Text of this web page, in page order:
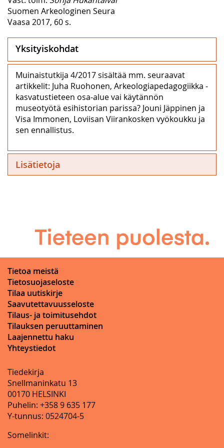
Suomen Arkeologinen Seura
Vaasa 2017, 60 s.
Yksityiskohdat
Muinaistutkija 4/2017 sisältää mm. seuraavat
artikkelit: Juha Ruohonen, Arkeologiapedagogiikka -
kasvatustieteen osa-alue vai käytännön
museotyötä esihistorian parissa? Jouni Jäppinen ja
Visa Immonen, Loviisan Viirankosken vyökoukku ja
sen ennallistus.
Lisätietoja
Tietoa meistä
Tietosuojaseloste
Tilaa uutiskirje
Saavutettavuusseloste
Tilaus- ja toimitusehdot
Tilauksen peruuttaminen
Laajennettu haku
Yhteystiedot
Tiedekirja
Snellmaninkatu 13
00170 HELSINKI
Puhelin: +358 9 635 177
Y-tunnus: 0524704-5
Somelinkit: